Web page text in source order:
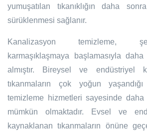
yumuşatılan tıkanıklığın daha
sürüklenmesi sağlanır.
Kanalizasyon temizleme,
karmaşıklaşmaya başlamasıyla
almıştır. Bireysel ve endüstriyel
tıkanmaların çok yoğun
temizleme hizmetleri sayesinde
mümkün olmaktadır. Evsel ve
kaynaklanan tıkanmaların önüne